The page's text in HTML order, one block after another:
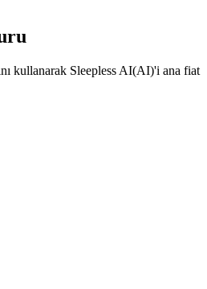
kazanın
kullanarak Sleepless AI(AI)'i ana fiat